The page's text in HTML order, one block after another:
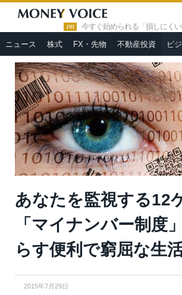
PR 今すぐ始められる「損しにくい
ニュース 株式 FX・先物 不動産投資 ビ
HOME » ビジネス・ライフ
あなたを監
イナンバー制度」がもたらす便利で窮屈な生活
あなたを監視する12
「マイナンバー制度
らす便利で窮屈な生
2015年7月29日